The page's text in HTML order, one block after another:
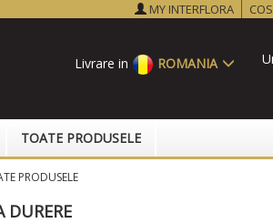
MY INTERFLORA
ROMANIA
Livrare in
TOATE PRODUSELE
PRODUSELE
DURERE